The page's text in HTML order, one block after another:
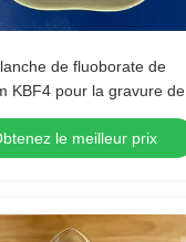
de fluoborate de
KBF4 pour la gravure de
alliages d'aluminium
le meilleur prix